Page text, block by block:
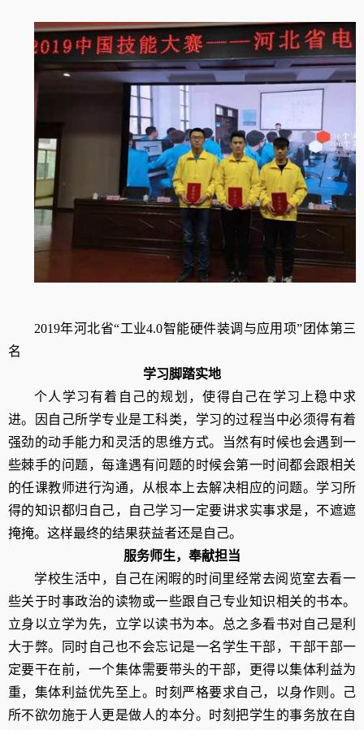
2019年河北省“工业4.0智能硬件装调与应用项”团体第三
名
学习脚踏实地
个人学习有着自己的规划，使得自己在学习上稳中求
进。因自己所学专业是工科类，学习的过程当中必须得有着
强劲的动手能力和灵活的思维方式。当然有时候也会遇到一
些棘手的问题，每逢遇有问题的时候会第一时间都会跟相关
的任课教师进行沟通，从根本上去解决相应的问题。学习所
得的知识都归自己，自己学习一定要讲求实事求是，不遮遮
掩掩。这样最终的结果获益者还是自己。
服务师生，奉献担当
学校生活中，自己在闲暇的时间里经常去阅览室去看一
些关于时事政治的读物或一些跟自己专业知识相关的书本。
立身以立学为先，立学以读书为本。总之多看书对自己是利
大于弊。同时自己也不会忘记是一名学生干部，干部干部一
定要干在前，一个集体需要带头的干部，更得以集体利益为
重，集体利益优先至上。时刻严格要求自己，以身作则。己
所不欲勿施于人更是做人的本分。时刻把学生的事务放在自